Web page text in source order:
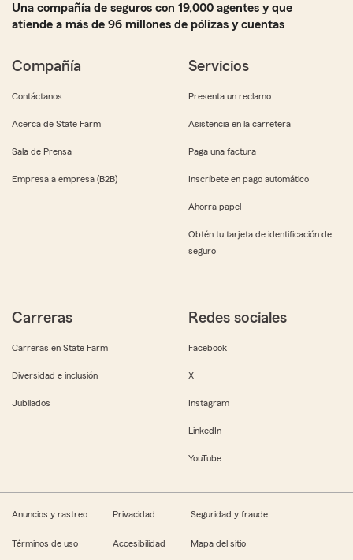
Una compañía de seguros con 19,000 agentes y que
atiende a más de 96 millones de pólizas y cuentas
Compañía
Contáctanos
Acerca de State Farm
Sala de Prensa
Empresa a empresa (B2B)
Servicios
Presenta un reclamo
Asistencia en la carretera
Paga una factura
Inscríbete en pago automático
Ahorra papel
Obtén tu tarjeta de identificación de
seguro
Carreras
Carreras en State Farm
Diversidad e inclusión
Jubilados
Redes sociales
Facebook
X
Instagram
LinkedIn
YouTube
Anuncios y rastreo Privacidad Seguridad y fraude
Términos de uso Accesibilidad Mapa del sitio